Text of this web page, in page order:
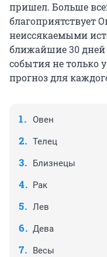
пришел. Больше
благоприятствует
неиссякаемыми
ближайшие 30
события не только
прогноз для
Овен
Телец
Близнецы
Рак
Лев
Дева
Весы